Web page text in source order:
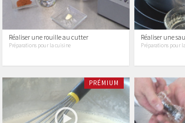
Réaliser une rouille au cutter
Préparations pour la cuisine
Réaliser une
Préparations pour
PRÉMIUM